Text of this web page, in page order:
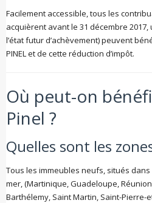
Facilement accessible, tous les
acquièrent avant le 31 décembre
l’état futur d’achèvement) peuvent
PINEL et de cette réduction d’impôt.
Où peut-on
Pinel ?
Quelles sont les
Tous les immeubles neufs, situés
mer, (Martinique, Guadeloupe,
Barthélemy, Saint Martin, Saint-